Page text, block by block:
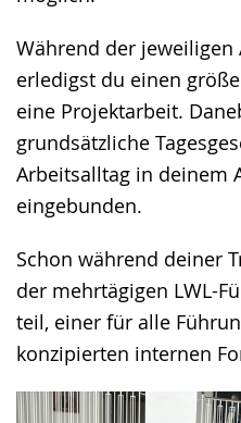
Während der
erledigst du einen
eine Projektarbeit.
grundsätzliche
Arbeitsalltag in deinem
eingebunden.
Schon während deiner
der mehrtägigen LWL-
teil, einer für alle
konzipierten internen